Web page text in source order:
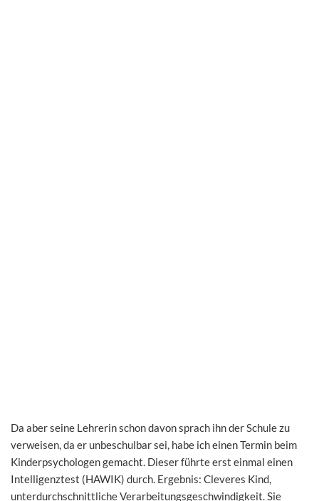
Da aber seine Lehrerin schon davon sprach ihn der Schule zu
verweisen, da er unbeschulbar sei, habe ich einen Termin beim
Kinderpsychologen gemacht. Dieser führte erst einmal einen
Intelligenztest (HAWIK) durch. Ergebnis: Cleveres Kind,
unterdurchschnittliche Verarbeitungsgeschwindigkeit. Sie